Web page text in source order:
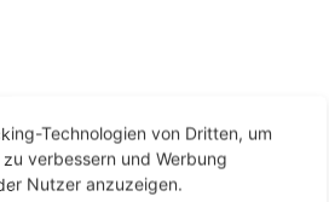
Technologien von Dritten, um
verbessern und Werbung
Nutzer anzuzeigen.